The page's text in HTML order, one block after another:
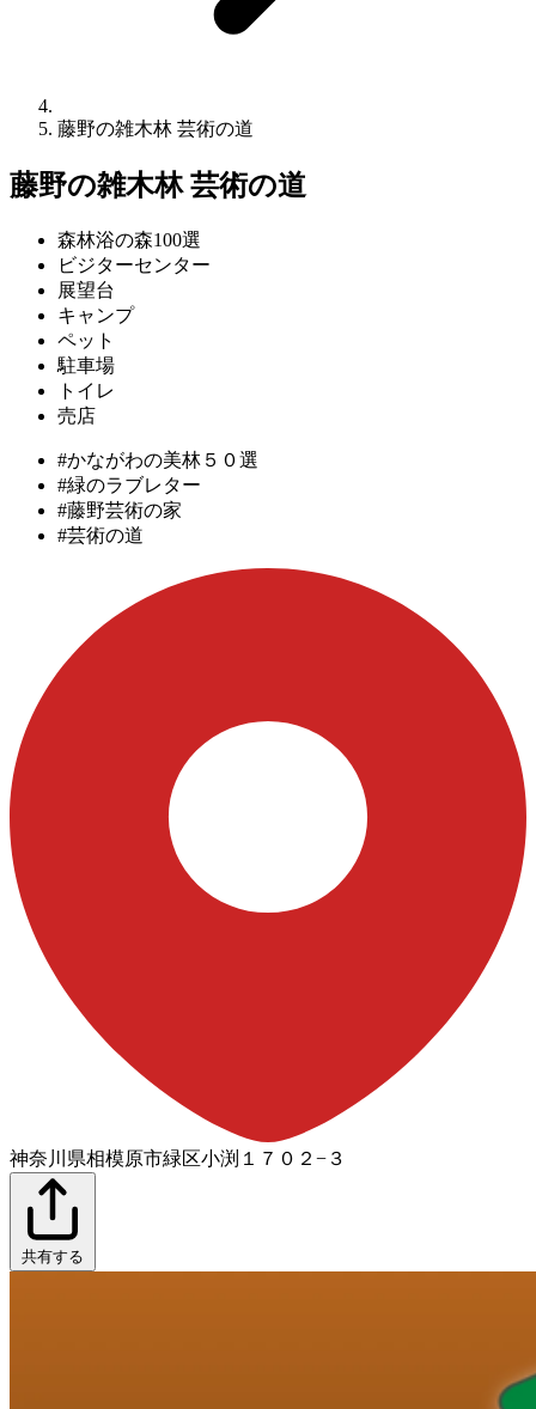
藤野の雑木林 芸術の道
藤野の雑木林 芸術の道
森林浴の森100選
ビジターセンター
展望台
キャンプ
ペット
駐車場
トイレ
売店
#かながわの美林５０選
#緑のラブレター
#藤野芸術の家
#芸術の道
神奈川県相模原市緑区小渕１７０２−３
共有する